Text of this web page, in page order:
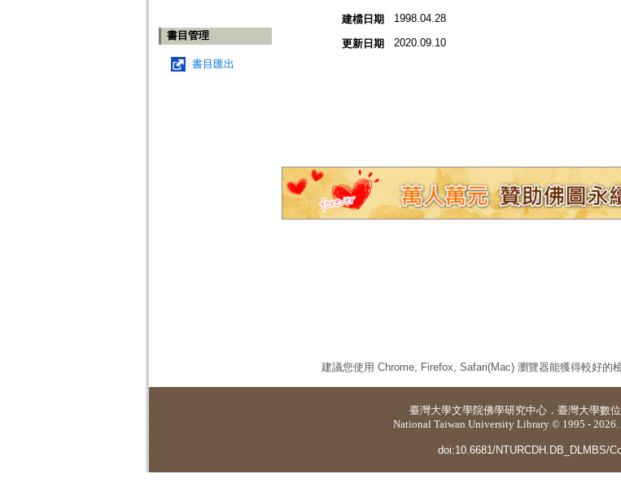
書目管理
書目匯出
建檔日期 1998.04.28
更新日期 2020.09.10
建議您使用 Chrome, Firefox, Safari(Mac) 瀏覽器能獲得較好的
臺灣大學文學院佛學研究中心 ． 臺灣大學數
National Taiwan University Library © 1995 - 2026.
doi:10.6681/NTURCDH.DB_DLMBS/